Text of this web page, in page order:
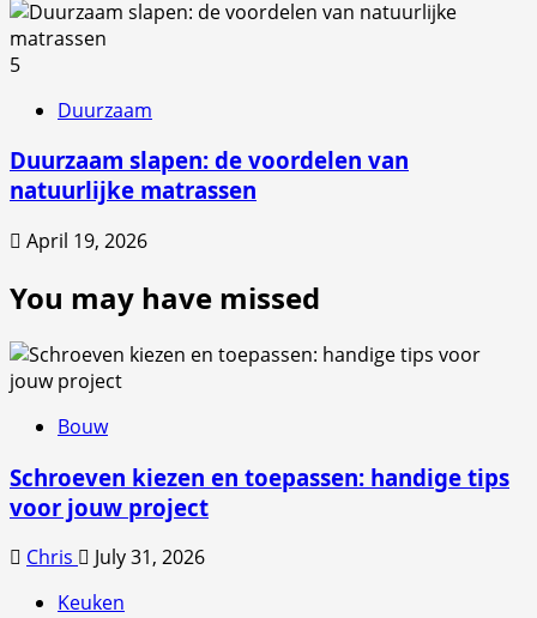
5
Duurzaam
Duurzaam slapen: de voordelen van
natuurlijke matrassen
April 19, 2026
You may have missed
Bouw
Schroeven kiezen en toepassen: handige tips
voor jouw project
Chris
July 31, 2026
Keuken